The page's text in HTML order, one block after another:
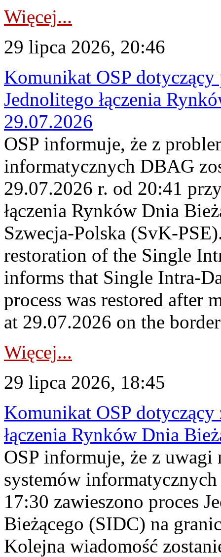
Więcej...
29 lipca 2026, 20:46
Komunikat OSP
Jednolitego łączenia
29.07.2026
OSP informuje, że z
informatycznych DBAG
29.07.2026 r. od 20:41
łączenia Rynków Dnia
Szwecja-Polska (SvK-
restoration of the Single
informs that Single Intra-
process was restored after
at 29.07.2026 on the
Więcej...
29 lipca 2026, 18:45
Komunikat OSP dotyczący
łączenia Rynków Dnia
OSP informuje, że z uwagi
systemów
17:30 zawieszono proces
Bieżącego (SIDC) na
Kolejna wiadomość